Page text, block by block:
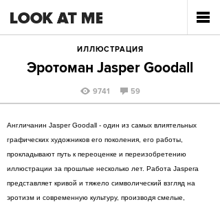
ИЛЛЮСТРАЦИЯ
Эротоман Jasper Goodall
9741 59
Англичанин Jasper Goodall - один из самых влиятельных
графических художников его поколения, его работы,
прокладывают путь к переоценке и переизобретению
иллюстрации за прошлые несколько лет. Работа Jaspera
представляет кривой и тяжело символический взгляд на
эротизм и современную культуру, производя смелые,